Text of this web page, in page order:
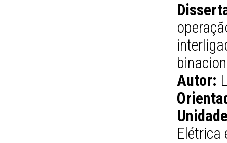
Autor:
Elétrica